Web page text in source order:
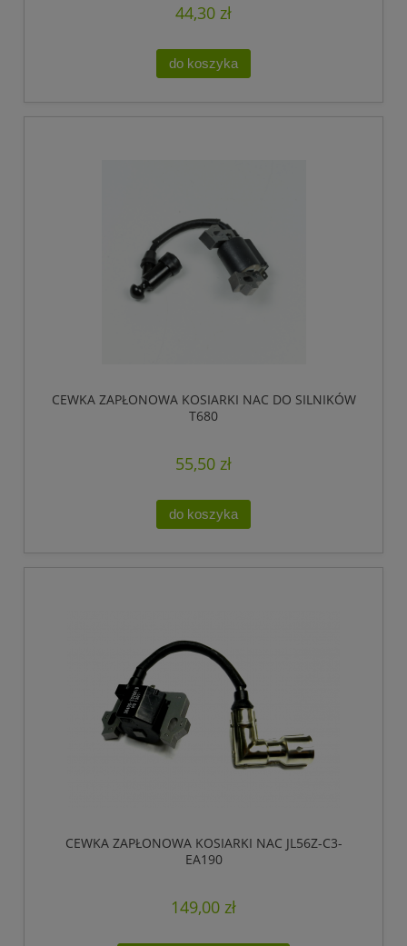
44,30 zł
do koszyka
CEWKA ZAPŁONOWA KOSIARKI NAC DO SILNIKÓW
T680
55,50 zł
do koszyka
CEWKA ZAPŁONOWA KOSIARKI NAC JL56Z-C3-
EA190
149,00 zł